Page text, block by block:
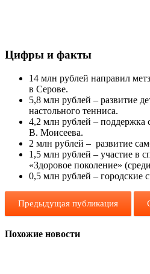
Цифры и факты
14 млн рублей направил
в Серове.
5,8 млн рублей – развитие
настольного тенниса.
4,2 млн рублей –
В. Моисеева.
2 млн рублей – развитие
1,5 млн рублей – участие в
«Здоровое поколение»
0,5 млн рублей – городские
Предыдущая публикация
Похожие новости